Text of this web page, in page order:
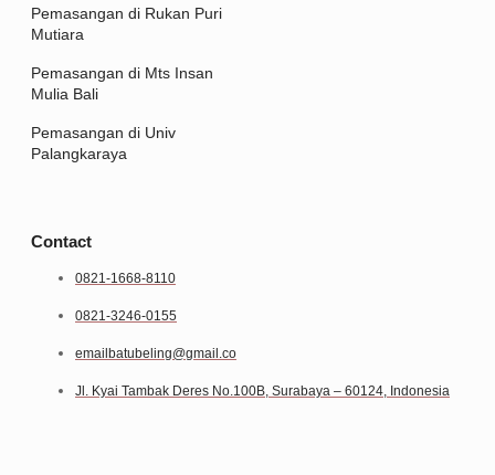
Pemasangan di Rukan Puri
Mutiara
Pemasangan di Mts Insan
Mulia Bali
Pemasangan di Univ
Palangkaraya
Contact
0821-1668-8110
0821-3246-0155
emailbatubeling@gmail.co
Jl. Kyai Tambak Deres No.100B, Surabaya – 60124, Indonesia